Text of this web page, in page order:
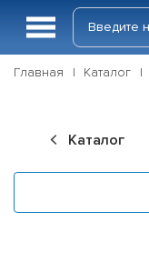
Главная Каталог
Каталог